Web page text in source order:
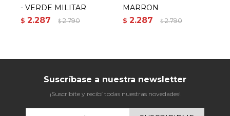
- VERDE MILITAR
$ 2.287 $ 2.790
MARRON
$ 2.287 $ 2.790
Suscríbase a nuestra newsletter
¡Suscribite y recibí todas nuestras novedades!